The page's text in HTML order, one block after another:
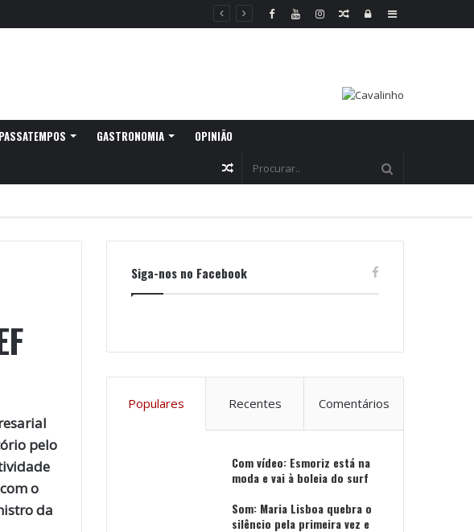
Sidebar
Log
Random
PASSATEMPOS GASTRONOMIA OPINIÃO
Random
pelo
o
da
Siga-nos no Facebook
Populares Recentes Comentários
Com vídeo: Esmoriz está na
moda e vai à boleia do surf
Som: Maria Lisboa quebra o
silêncio pela primeira vez e